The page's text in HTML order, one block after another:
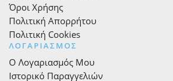
Όροι Χρήσης
Πολιτική Απορρήτου
Πολιτική Cookies
ΛΟΓΑΡΙΑΣΜΟΣ
Ο Λογαριασμός Μου
Ιστορικό Παραγγελιών